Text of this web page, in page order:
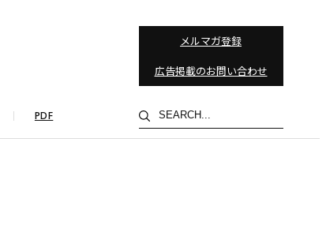
メルマガ登録
広告掲載のお問い合わせ
PDF
検
索